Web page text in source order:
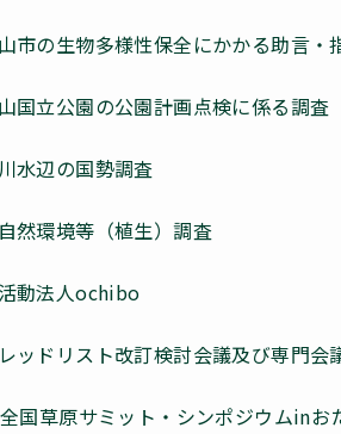
市の生物多様性保全にかかる助言・
国立公園の公園計画点検に係る調査
水辺の国勢調査
然環境等（植生）調査
動法人ochibo
ッドリスト改訂検討会議及び専門会
国草原サミット・シンポジウムinお